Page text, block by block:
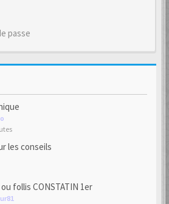
passe
les conseils
follis CONSTATIN 1er